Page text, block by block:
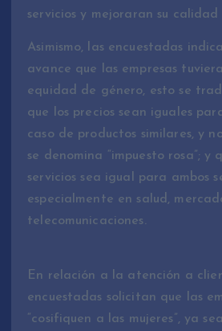
servicios y mejoraran su
Asimismo, las encuestadas
avance que las empresas
equidad de género, esto se
que los precios sean iguales
caso de productos similares, y
se denomina “impuesto rosa”; y
servicios sea igual para ambos
especialmente en salud,
telecomunicaciones.
En relación a la atención a
encuestadas solicitan que las
“cosifiquen a las mujeres”, ya